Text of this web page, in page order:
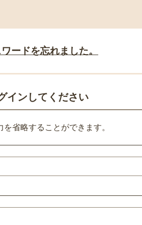
ードを忘れました。
インしてください
省略することができます。